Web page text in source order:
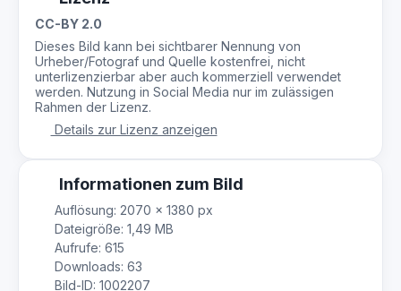
CC-BY 2.0
Dieses Bild kann bei sichtbarer Nennung von
Urheber/Fotograf und Quelle kostenfrei, nicht
unterlizenzierbar aber auch kommerziell verwendet
werden. Nutzung in Social Media nur im zulässigen
Rahmen der Lizenz.
Details zur Lizenz anzeigen
Informationen zum Bild
Auflösung: 2070 × 1380 px
Dateigröße: 1,49 MB
Aufrufe: 615
Downloads: 63
Bild-ID: 1002207